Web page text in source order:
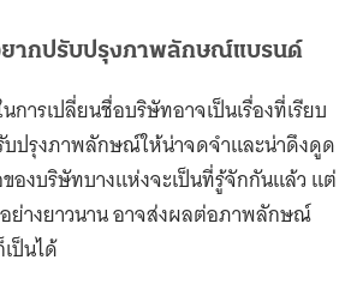
ยากปรับปรุงภาพลักษณ์แบรนด์
การเปลี่ยนชื่อบริษัทอาจเป็นเรื่องที่เรียบ
บปรุงภาพลักษณ์ให้น่าจดจำและน่าดึงดูด
องบริษัทบางแห่งจะเป็นที่รู้จักกันแล้ว แต่
ย่างยาวนาน อาจส่งผลต่อภาพลักษณ์
ป็นได้